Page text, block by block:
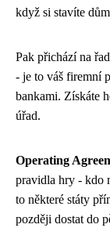
když si stavíte
Pak přichází na
- je to váš firemní
bankami. Získáte
úřad.
Operating
pravidla hry - kdo
to některé státy
později dostat do